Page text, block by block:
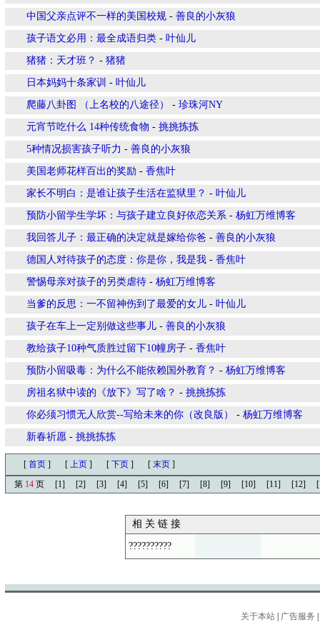
中国父亲点评不一样的美国校规 - 善良的小灰狼
孩子语文必用：最全成语归类 - 叶仙儿
猪猪：天才班？ - 猪猪
日本妈妈十条家训 - 叶仙儿
爬藤八卦图 （上名校的八途径） - 珍珠河NY
元宵节吃什么 14种传统食物 - 挑挑拣拣
5种情况损害孩子听力 - 善良的小灰狼
美国老师花样百出的奖励 - 香焦叶
家长不明白：是谁让孩子生活在监狱里？ - 叶仙儿
预防小留学生学坏：与孩子建立良好依恋关系 - 杨虹万维博客
我回答儿子：最正确的决定就是嫁给你爸 - 善良的小灰狼
德国人对待孩子的态度：你是你，我是我 - 香焦叶
警惕母亲对孩子的另类虐待 - 杨虹万维博客
当爹的反思：一不留神伤到了最爱的女儿 - 叶仙儿
孩子在车上一定别做这些事儿 - 善良的小灰狼
教给孩子10种气质胜过留下10幢房子 - 香焦叶
预防小留吸毒：为什么不能依赖国外教育？ - 杨虹万维博客
房祖名狱中读的《放下》写了啥？ - 挑挑拣拣
你必须习惯无人欣赏--写给未来的你（改良版） - 杨虹万维博客
新春祈愿 - 挑挑拣拣
[ 首页 ] [ 上页 ] [ 下页 ] [ 末页 ]
第 14 页 [1] [2] [3] [4] [5] [6] [7] [8] [9] [10] [11] [12]
相 关 链 接
??????????
关于本站 广告服务